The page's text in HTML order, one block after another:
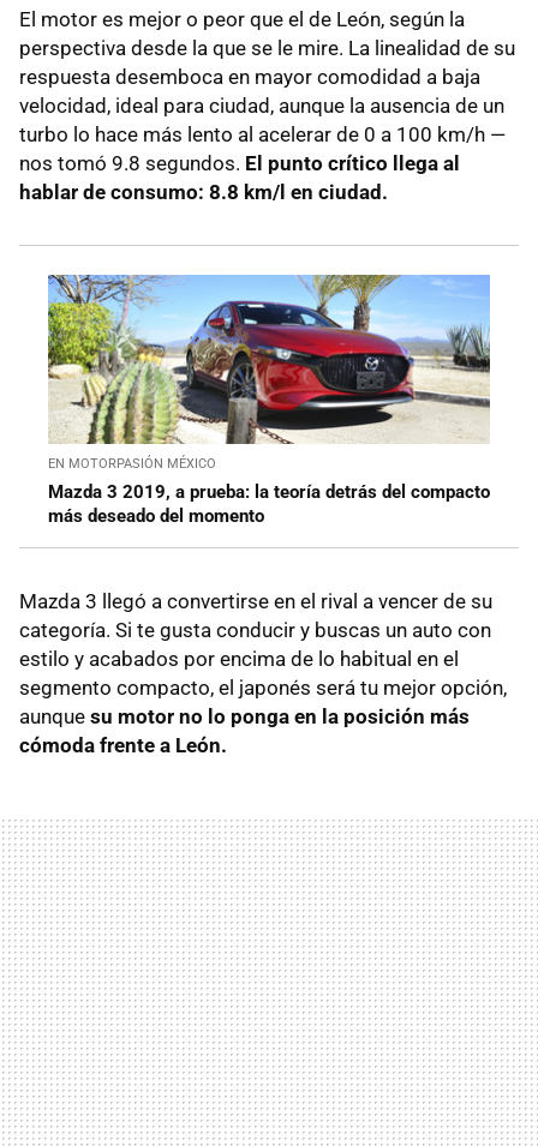
El motor es mejor o peor que el de León, según la
perspectiva desde la que se le mire. La linealidad de su
respuesta desemboca en mayor comodidad a baja
velocidad, ideal para ciudad, aunque la ausencia de un
turbo lo hace más lento al acelerar de 0 a 100 km/h —
nos tomó 9.8 segundos. El punto crítico llega al
hablar de consumo: 8.8 km/l en ciudad.
EN MOTORPASIÓN MÉXICO
Mazda 3 2019, a prueba: la teoría detrás del compacto
más deseado del momento
Mazda 3 llegó a convertirse en el rival a vencer de su
categoría. Si te gusta conducir y buscas un auto con
estilo y acabados por encima de lo habitual en el
segmento compacto, el japonés será tu mejor opción,
aunque su motor no lo ponga en la posición más
cómoda frente a León.